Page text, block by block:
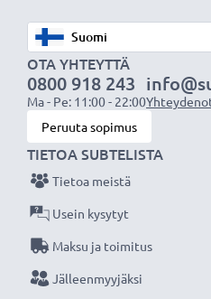
käsikonsoliin/pelikonsolin
Teknologia:Litiumionit
Kapasiteetti:1300mAh
Jännite:3.6V - 3.7V
Väri:Musta
CELLONIC vaihtoakku -
hintaan.
Olemme vuonna 2004
OTA YHTEYTTÄ
0800 918 243
Ma - Pe: 11:00 - 22:00
Peruuta sopimus
TIETOA SUBTELISTA
Tietoa meistä
Usein kysytyt
Maksu ja toimitus
Jälleenmyyjäksi